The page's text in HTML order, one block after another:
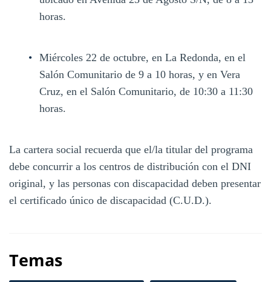
horas.
Miércoles 22 de octubre, en La Redonda, en el
Salón Comunitario de 9 a 10 horas, y en Vera
Cruz, en el Salón Comunitario, de 10:30 a 11:30
horas.
La cartera social recuerda que el/la titular del programa
debe concurrir a los centros de distribución con el DNI
original, y las personas con discapacidad deben presentar
el certificado único de discapacidad (C.U.D.).
Temas